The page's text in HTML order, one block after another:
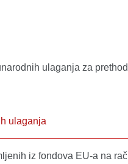
ulaganja za
ulaganja
iz fondova EU-a na